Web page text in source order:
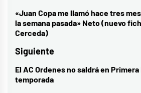
de
entradas
Entrada
anterior:
«Juan Copa me llamó hace tres
la semana pasada» Neto (nuevo
Cerceda)
Siguiente
Entrada
siguiente:
El AC Ordenes no saldrá en
temporada